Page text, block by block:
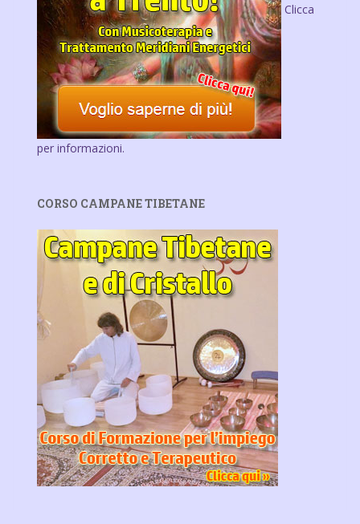
Clicca
per informazioni.
CORSO CAMPANE TIBETANE